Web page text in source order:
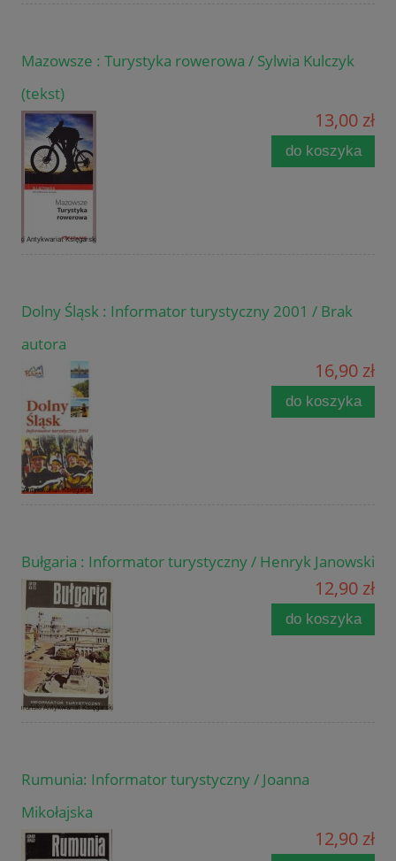
Mazowsze : Turystyka rowerowa / Sylwia Kulczyk
(tekst)
13,00 zł
do koszyka
Dolny Śląsk : Informator turystyczny 2001 / Brak
autora
16,90 zł
do koszyka
Bułgaria : Informator turystyczny / Henryk Janowski
12,90 zł
do koszyka
Rumunia: Informator turystyczny / Joanna
Mikołajska
12,90 zł